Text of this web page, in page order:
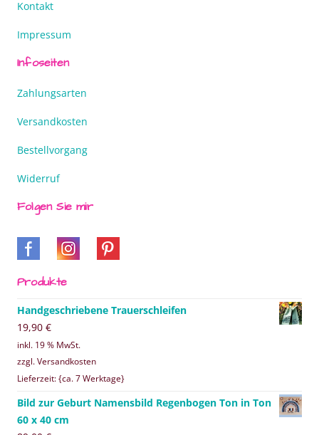
Kontakt
Impressum
Infoseiten
Zahlungsarten
Versandkosten
Bestellvorgang
Widerruf
Folgen Sie mir
Produkte
Handgeschriebene Trauerschleifen
19,90 €
inkl. 19 % MwSt.
zzgl. Versandkosten
Lieferzeit: {ca. 7 Werktage}
Bild zur Geburt Namensbild Regenbogen Ton in Ton
60 x 40 cm